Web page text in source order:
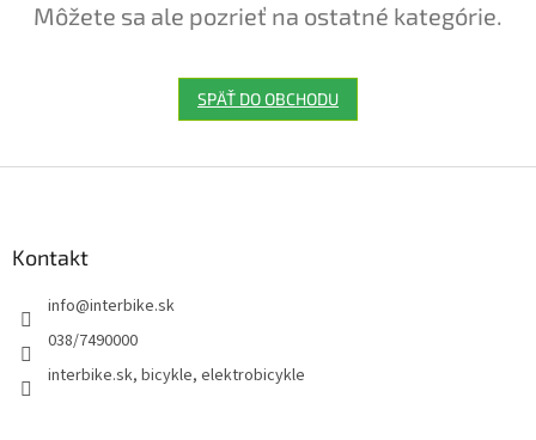
Môžete sa ale pozrieť na ostatné kategórie.
SPÄŤ DO OBCHODU
Kontakt
info@interbike.sk
038/7490000
interbike.sk, bicykle, elektrobicykle